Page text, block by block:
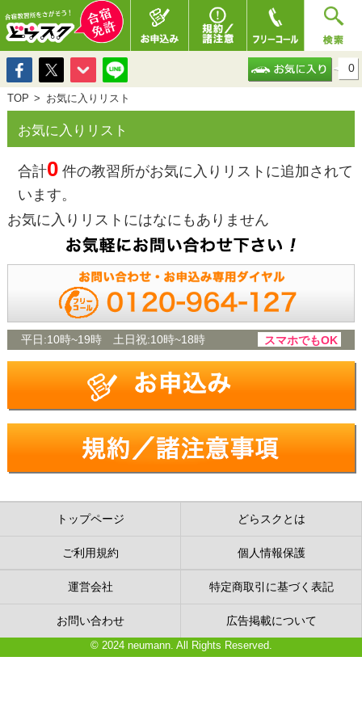
0
TOP お気に入りリスト
お気に入りリスト
合計0件の教習所がお気に入りリストに追加されて
います。
お気に入りリストにはなにもありません
平日:10時~19時 土日祝:10時~18時 スマホでもOK
トップページ どらスクとは
ご利用規約 個人情報保護
運営会社 特定商取引に基づく表記
お問い合わせ 広告掲載について
© 2024 neumann. All Rights Reserved.